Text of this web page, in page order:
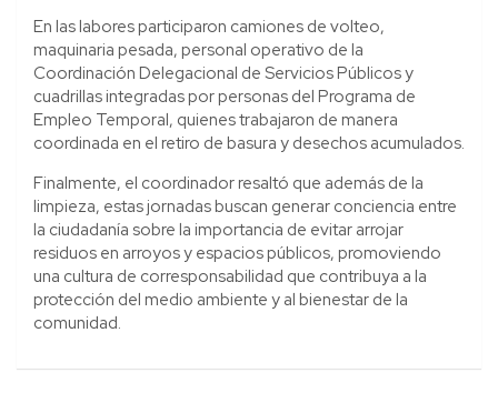
En las labores participaron camiones de volteo,
maquinaria pesada, personal operativo de la
Coordinación Delegacional de Servicios Públicos y
cuadrillas integradas por personas del Programa de
Empleo Temporal, quienes trabajaron de manera
coordinada en el retiro de basura y desechos acumulados.
Finalmente, el coordinador resaltó que además de la
limpieza, estas jornadas buscan generar conciencia entre
la ciudadanía sobre la importancia de evitar arrojar
residuos en arroyos y espacios públicos, promoviendo
una cultura de corresponsabilidad que contribuya a la
protección del medio ambiente y al bienestar de la
comunidad.